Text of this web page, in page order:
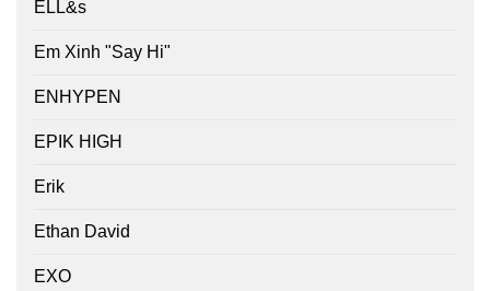
ELL&s
Em Xinh "Say Hi"
ENHYPEN
EPIK HIGH
Erik
Ethan David
EXO